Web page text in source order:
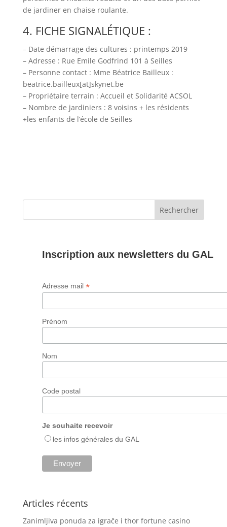
de jardiner en chaise roulante.
4. FICHE SIGNALÉTIQUE :
– Date démarrage des cultures : printemps 2019
– Adresse : Rue Emile Godfrind 101 à Seilles
– Personne contact : Mme Béatrice Bailleux :
beatrice.bailleux[at]skynet.be
– Propriétaire terrain : Accueil et Solidarité ACSOL
– Nombre de jardiniers : 8 voisins + les résidents
+les enfants de l’école de Seilles
Inscription aux newsletters du GAL
Adresse mail *
Prénom
Nom
Code postal
Je souhaite recevoir
les infos générales du GAL
Articles récents
Zanimljiva ponuda za igrače i thor fortune casino